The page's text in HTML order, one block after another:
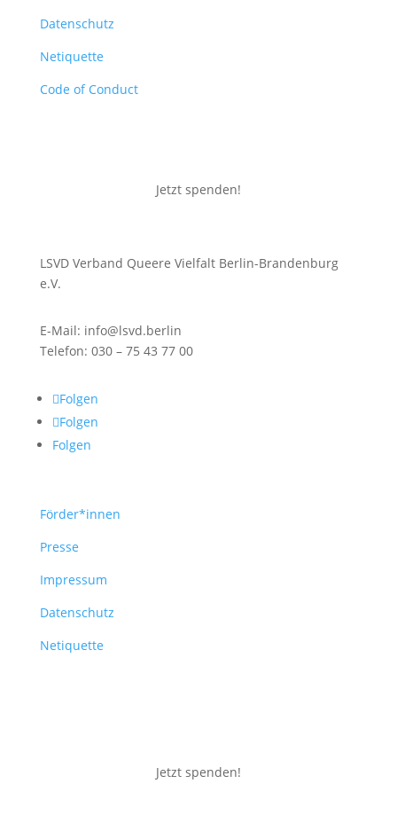
Datenschutz
Netiquette
Code of Conduct
Jetzt spenden!
LSVD Verband Queere Vielfalt Berlin-Brandenburg
e.V.
E-Mail: info@lsvd.berlin
Telefon: 030 – 75 43 77 00
Folgen
Folgen
Folgen
Förder*innen
Presse
Impressum
Datenschutz
Netiquette
Jetzt spenden!